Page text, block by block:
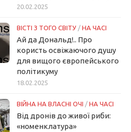
20.02.2025
ВІСТІ З ТОГО СВІТУ / НА ЧАСІ
Ай да Дональд!.. Про
користь освіжаючого душу
для вищого європейського
політикуму
18.02.2025
ВІЙНА НА ВЛАСНІ ОЧІ / НА ЧАСІ
Від дронів до живої риби:
«номенклатура»